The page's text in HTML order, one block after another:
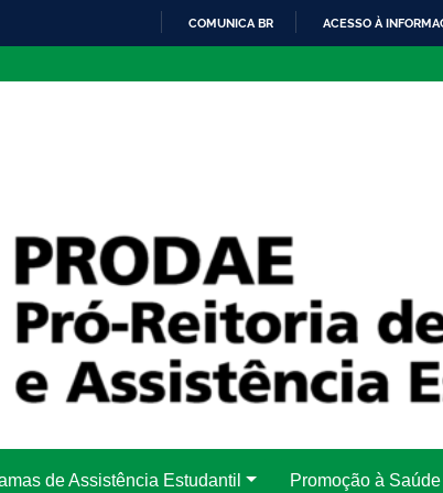
COMUNICA BR ACESSO À
de Assistência Estudantil Promoção à Saúde